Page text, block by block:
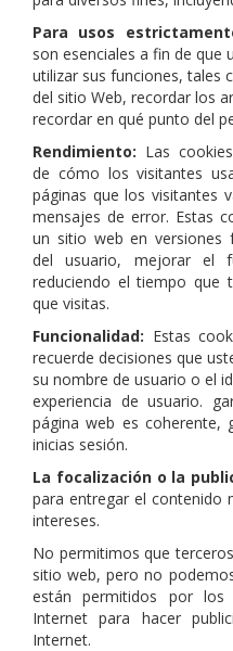
Para usos
son esenciales a fin de que
utilizar sus funciones, tales
del sitio Web, recordar los
recordar en qué punto del
Rendimiento: Las
de cómo los visitantes
páginas que los visitantes
mensajes de error. Estas
un sitio web en versiones
del usuario, mejorar el
reduciendo el tiempo que
que visitas.
Funcionalidad: Estas
recuerde decisiones que
su nombre de usuario o el
experiencia de usuario.
página web es coherente,
inicias sesión.
La focalización o la
para entregar el contenido
intereses.
No permitimos que
sitio web, pero no
están permitidos por los
Internet para hacer
Internet.